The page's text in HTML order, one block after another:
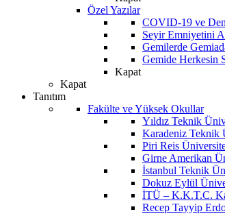
Özel Yazılar
COVID-19 ve
Seyir Emniyetini
Gemilerde
Gemide Herkesin
Kapat
Kapat
Tanıtım
Fakülte ve Yüksek Okullar
Yıldız Teknik
Karadeniz Teknik
Piri Reis
Girne Amerikan
İstanbul Teknik
Dokuz Eylül
İTÜ – K.K.T.C.
Recep Tayyip